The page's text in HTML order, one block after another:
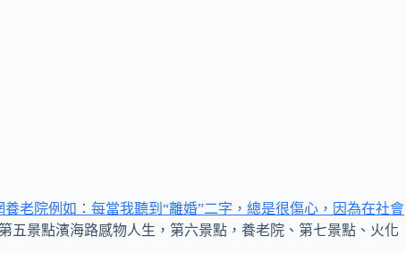
養老院例如：每當我聽到“離婚”二字，總是很傷心，因為在社會
五景點濱海路感物人生，第六景點，養老院、第七景點、火化